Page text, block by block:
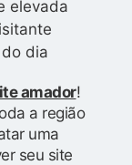
elevada
dia
amador!
a região
uma
seu site